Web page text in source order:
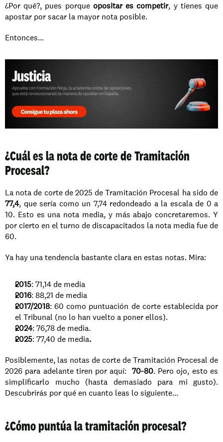
¿Por qué?, pues porque opositar es competir, y tienes que
apostar por sacar la mayor nota posible.
Entonces…
¿Cuál es la nota de corte de Tramitación
Procesal?
77,4, que sería como un 7,74 redondeado a la escala de 0 a
10. Esto es una nota media, y más abajo concretaremos. Y
por cierto en el turno de discapacitados la nota media fue de
60.
Ya hay una tendencia bastante clara en estas notas. Mira:
2015: 71,14 de media
2016: 88,21 de media
2017/2018: 60 como puntuación de corte establecida por
el Tribunal (no lo han vuelto a poner ellos).
2024: 76,78 de media.
2025: 77,40 de media.
Posiblemente, las notas de corte de Tramitación Procesal de
2026 para adelante tiren por aquí: 70-80. Pero ojo, esto es
simplificarlo mucho (hasta demasiado para mi gusto).
Descubrirás por qué en cuanto leas lo siguiente...
¿Cómo puntúa la tramitación procesal?